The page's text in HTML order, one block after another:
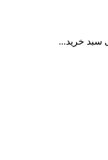
سبد خرید...